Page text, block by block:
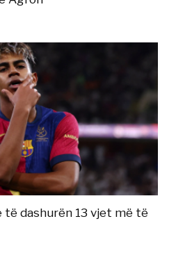
të dashurën 13 vjet më të